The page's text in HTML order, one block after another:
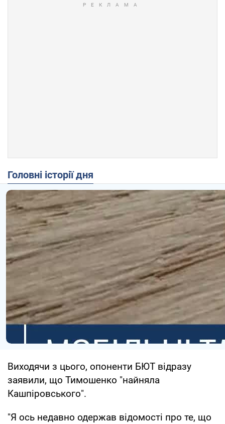
Головні історії дня
Виходячи з цього, опоненти БЮТ відразу
заявили, що Тимошенко "найняла
Кашпіровського".
"Я ось недавно одержав відомості про те, що